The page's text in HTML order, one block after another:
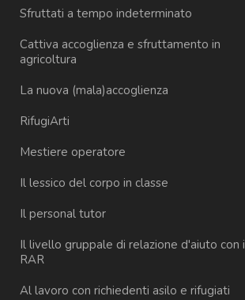
Sfruttati a tempo indeterminato
Cattiva accoglienza e sfruttamento in
agricoltura
La nuova (mala)accoglienza
RifugiArti
Mestiere operatore
Il lessico del corpo in classe
Il personal tutor
Il livello gruppale di relazione d'aiuto con i
RAR
Al lavoro con richiedenti asilo e rifugiati